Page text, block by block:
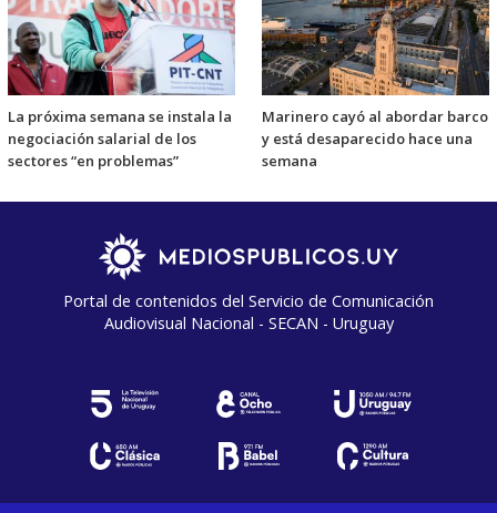
La próxima semana se instala la
negociación salarial de los
sectores “en problemas”
Marinero cayó al abordar barco
y está desaparecido hace una
semana
Portal de contenidos del Servicio de Comunicación
Audiovisual Nacional - SECAN - Uruguay